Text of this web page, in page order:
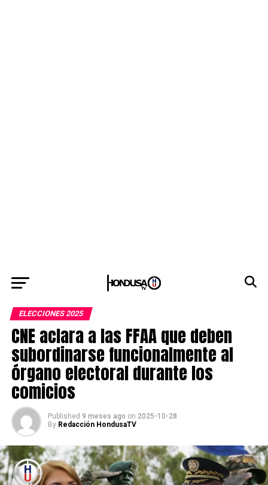
ELECCIONES 2025
CNE aclara a las FFAA que deben
subordinarse funcionalmente al
órgano electoral durante los
comicios
Published 9 meses ago on 2025-10-28
By Redacción HondusaTV